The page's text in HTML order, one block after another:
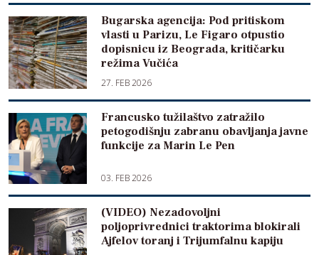
Bugarska agencija: Pod pritiskom
vlasti u Parizu, Le Figaro otpustio
dopisnicu iz Beograda, kritičarku
režima Vučića
27. FEB 2026
Francusko tužilaštvo zatražilo
petogodišnju zabranu obavljanja javne
funkcije za Marin Le Pen
03. FEB 2026
(VIDEO) Nezadovoljni
poljoprivrednici traktorima blokirali
Ajfelov toranj i Trijumfalnu kapiju